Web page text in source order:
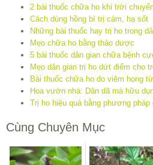
2 bài thuốc chữa ho khi trời
Cách dùng hồng bì trị cảm, hạ sốt
Những bài thuốc hay trị ho trong
Mẹo chữa ho bằng thảo dược
5 bài thuốc dân gian chữa bệnh
Mẹo dân gian trị ho dứt điểm cho
Bài thuốc chữa ho do viêm họng
Hoa vườn nhà: Dân dã mà hữu
Trị ho hiệu quả bằng phương pháp
Cùng Chuyên Mục